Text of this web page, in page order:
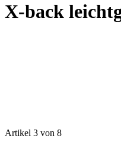
X-back
Artikel 3 von 8